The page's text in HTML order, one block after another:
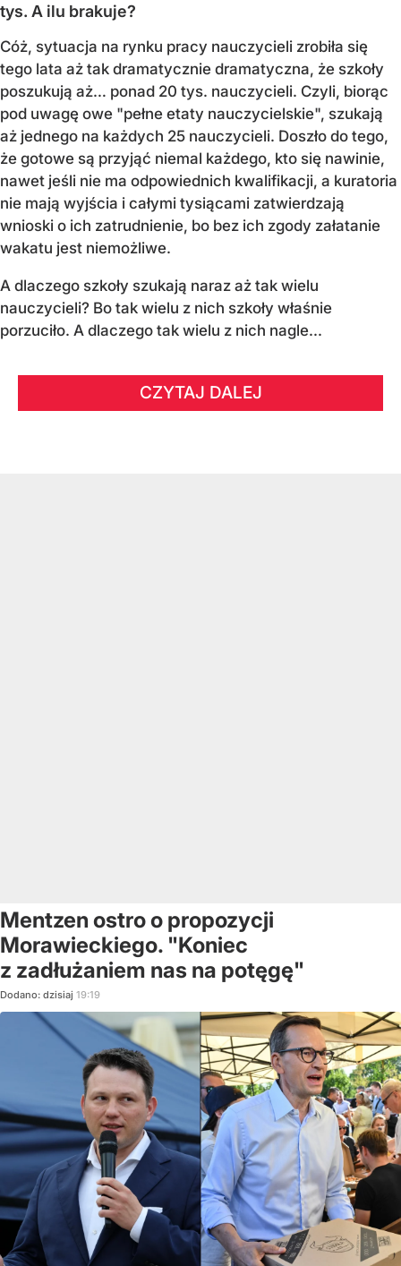
tys. A ilu brakuje?
Cóż, sytuacja na rynku pracy nauczycieli zrobiła się
tego lata aż tak dramatycznie dramatyczna, że szkoły
poszukują aż… ponad 20 tys. nauczycieli. Czyli, biorąc
pod uwagę owe "pełne etaty nauczycielskie", szukają
aż jednego na każdych 25 nauczycieli. Doszło do tego,
że gotowe są przyjąć niemal każdego, kto się nawinie,
nawet jeśli nie ma odpowiednich kwalifikacji, a kuratoria
nie mają wyjścia i całymi tysiącami zatwierdzają
wnioski o ich zatrudnienie, bo bez ich zgody załatanie
wakatu jest niemożliwe.
A dlaczego szkoły szukają naraz aż tak wielu
nauczycieli? Bo tak wielu z nich szkoły właśnie
porzuciło. A dlaczego tak wielu z nich nagle...
CZYTAJ DALEJ
Mentzen ostro o propozycji
Morawieckiego. "Koniec
z zadłużaniem nas na potęgę"
Dodano: dzisiaj 19:19